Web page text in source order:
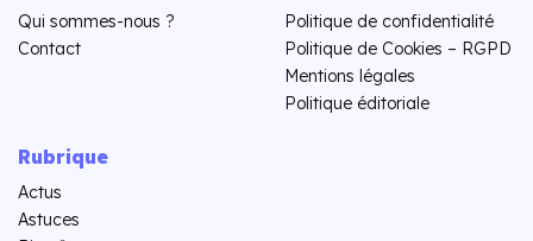
Qui sommes-nous ?
Contact
Politique de confidentialité
Politique de Cookies – RGPD
Mentions légales
Politique éditoriale
Rubrique
Actus
Astuces